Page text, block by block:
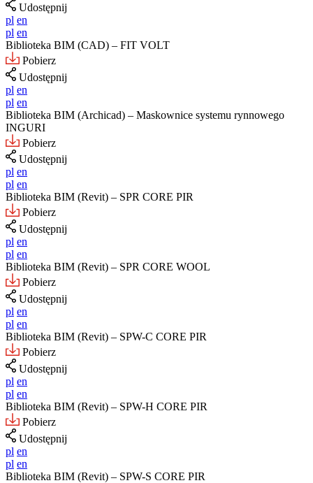
Udostępnij
pl en
pl en
Biblioteka BIM (CAD) – FIT VOLT
Pobierz
Udostępnij
pl en
pl en
Biblioteka BIM (Archicad) – Maskownice systemu rynnowego
INGURI
Pobierz
Udostępnij
pl en
pl en
Biblioteka BIM (Revit) – SPR CORE PIR
Pobierz
Udostępnij
pl en
pl en
Biblioteka BIM (Revit) – SPR CORE WOOL
Pobierz
Udostępnij
pl en
pl en
Biblioteka BIM (Revit) – SPW-C CORE PIR
Pobierz
Udostępnij
pl en
pl en
Biblioteka BIM (Revit) – SPW-H CORE PIR
Pobierz
Udostępnij
pl en
pl en
Biblioteka BIM (Revit) – SPW-S CORE PIR